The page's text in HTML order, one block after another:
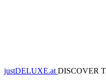
justDELUXE.at DISCOVER